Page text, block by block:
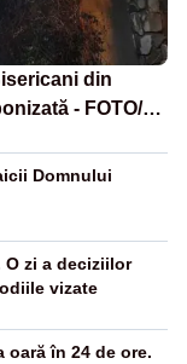
din
- FOTO/
Domnului
O zi a deciziilor
vizate
oară în 24 de ore.